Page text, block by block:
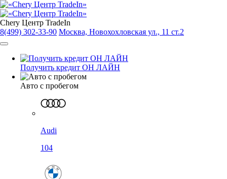
Chery Центр TradeIn
8(499) 302-33-90 Москва, Новохохловская ул., 11 ст.2
Получить кредит ОН ЛАЙН
Авто с пробегом
Audi
104